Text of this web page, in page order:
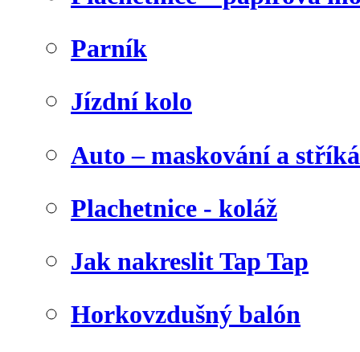
Parník
Jízdní kolo
Auto – maskování a
Plachetnice - koláž
Jak nakreslit Tap Tap
Horkovzdušný balón